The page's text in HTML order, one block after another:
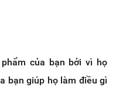
của bạn bởi vì họ
bạn giúp họ làm điều gì